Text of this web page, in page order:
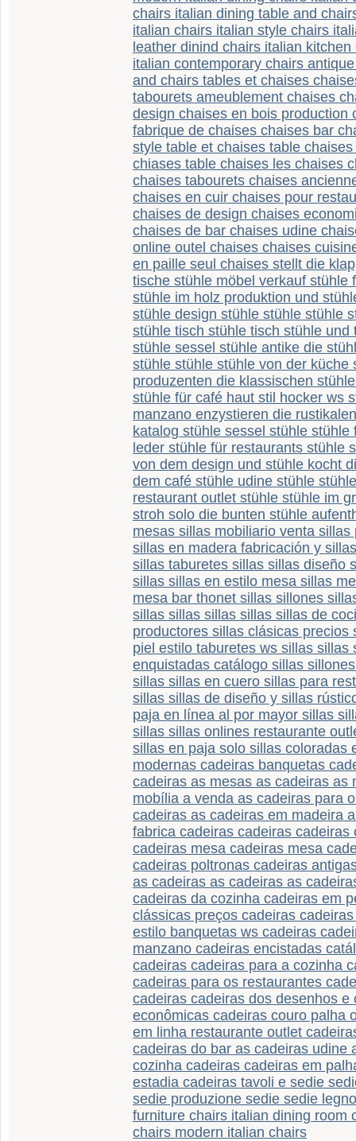
chairs italian dining table and
italian chairs italian style chairs
leather dinind chairs italian
italian contemporary chairs
and chairs tables et chaises
tabourets ameublement chaises
design chaises en bois production
fabrique de chaises chaises bar
style table et chaises table
chiases table chaises les chaises
chaises tabourets chaises
chaises en cuir chaises pour
chaises de design chaises
chaises de bar chaises udine
online outel chaises chaises
en paille seul chaises stellt die
tische stühle möbel verkauf stühle
stühle im holz produktion und
stühle design stühle stühle stühle
stühle tisch stühle tisch stühle und
stühle sessel stühle antike die
stühle stühle stühle von der küche
produzenten die klassischen
stühle für café haut stil hocker ws
manzano enzystieren die
katalog stühle sessel stühle
leder stühle für restaurants stühle
von dem design und stühle kocht
dem café stühle udine stühle
restaurant outlet stühle stühle im
stroh solo die bunten stühle
mesas sillas mobiliario venta
sillas en madera fabricación y
sillas taburetes sillas sillas diseño
sillas sillas en estilo mesa sillas
mesa bar thonet sillas sillones
sillas sillas sillas sillas sillas de
productores sillas clásicas precios
piel estilo taburetes ws sillas sillas
enquistadas catálogo sillas
sillas sillas en cuero sillas para
sillas sillas de diseño y sillas
paja en línea al por mayor sillas
sillas sillas onlines restaurante
sillas en paja solo sillas coloradas
modernas cadeiras banquetas
cadeiras as mesas as cadeiras as
mobília a venda as cadeiras para
cadeiras as cadeiras em madeira
fabrica cadeiras cadeiras cadeiras
cadeiras mesa cadeiras mesa
cadeiras poltronas cadeiras
as cadeiras as cadeiras as
cadeiras da cozinha cadeiras em
clássicas preços cadeiras
estilo banquetas ws cadeiras
manzano cadeiras encistadas
cadeiras cadeiras para a cozinha
cadeiras para os restaurantes
cadeiras cadeiras dos desenhos e
econômicas cadeiras couro palha
em linha restaurante outlet
cadeiras do bar as cadeiras udine
cozinha cadeiras cadeiras em
estadia cadeiras tavoli e sedie
sedie produzione sedie sedie
furniture chairs italian dining room
chairs modern italian chairs